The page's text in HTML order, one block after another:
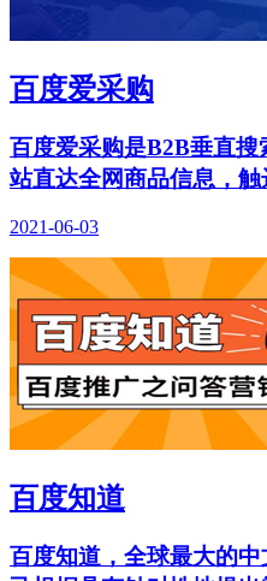
百度爱采购
百度爱采购是B2B垂直
站直达全网商品信息，
2021-06-03
百度知道
百度知道，全球最大的